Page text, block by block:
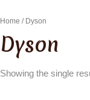
Home / Dyson
Dyson
Showing the single